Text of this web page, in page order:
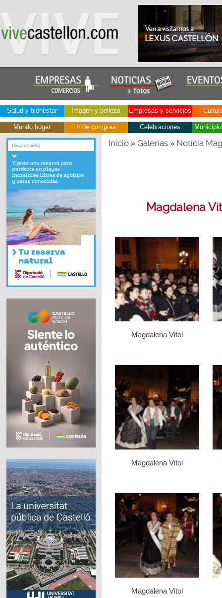
Salud y bienestar Imagen y belleza Empresas y servicios
Mundo hogar Ir de compras Celebraciones
Inicio» Galerías» Noticia
Magdalena
Magdalena Vitol
Magdalena Vitol
Magdalena Vitol